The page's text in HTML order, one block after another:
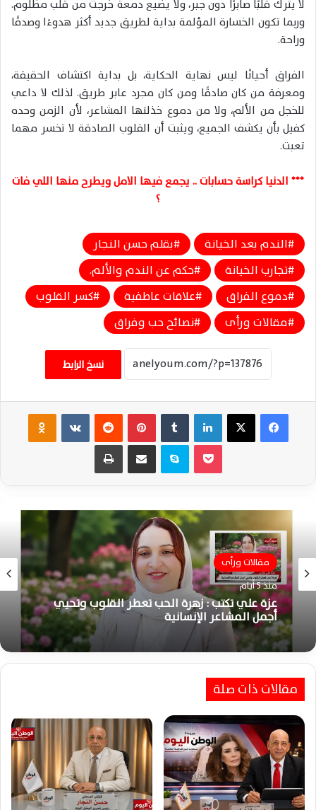
لا يترك قلبًا صابرًا دون جبر، ولا يضيع دمعة خرجت من قلب مظلوم.
وربما تكون الخسارة المؤلمة بداية لطريق جديد أكثر هدوءًا وصدقًا
وراحة.
الفراق أحيانًا ليس نهاية الحكاية، بل بداية اكتشاف الحقيقة،
ومعرفة من كان صادقًا ومن كان مجرد عابر طريق. لذلك لا داعي
للخجل من الألم، ولا من دموع خذلتها المشاعر، لأن الزمن وحده
كفيل بأن يكشف الجميع، ويثبت أن القلوب الصادقة لا تخسر مهما
تعبت.
*** الدنيا كراسة حسابات .. يجمع فيها الامل ويطرح منها اللي فات
؟
الندم بعد الخيانة
بقلم حسن النجار
تجارب الخيانة
حكم عن الندم والألم.
دموع الفراق
علاقات عاطفية
كسر القلوب
مقالات ورأى
نصائح حب وفراق
نسخ الرابط
فيسبوك ‫X لينكدإن بينتيريست ‏VKontakte
سكايب مشاركة عبر البريد طباعة
مقالات ورأى
منذ 5 أيام
عزة علي تكتب : زهرة الحب تعطر القلوب وتحيي
أجمل المشاعر الإنسانية
مقالات ذات صلة